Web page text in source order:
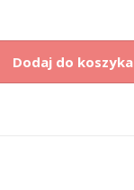
Dodaj do koszyka